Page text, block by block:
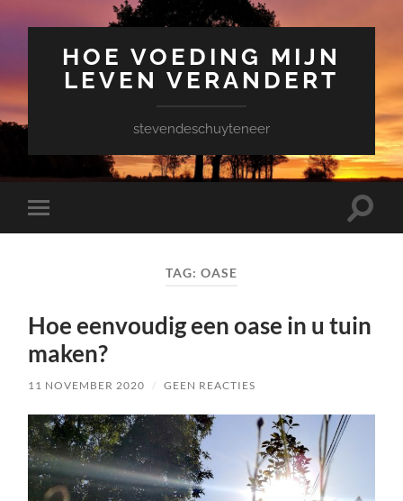
HOE VOEDING MIJN
LEVEN VERANDERT
stevendeschuyteneer
Toggle
mobiel
Toggle
TAG: OASE
Hoe eenvoudig een oase in u tuin
maken?
11 NOVEMBER 2020 / GEEN REACTIES